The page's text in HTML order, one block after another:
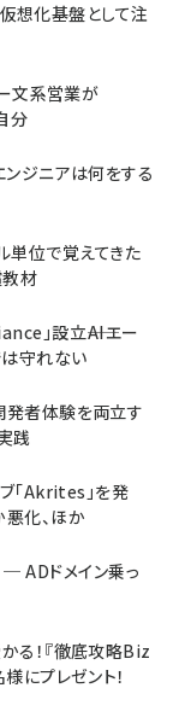
想化基盤として注
文系営業が
分
ンジニアは何をする
単位で覚えてきた
材
」設立――AIエー
は守れない
発者体験を両立す
践
「Akrites」を発
化、ほか
─ ADドメイン乗っ
る！『徹底攻略Biz
にプレゼント！